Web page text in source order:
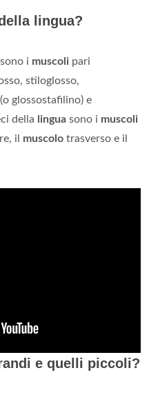
lingua?
sono i muscoli pari
stiloglosso,
glossostafilino) e
della lingua sono i muscoli
il muscolo trasverso e il
e quelli piccoli?